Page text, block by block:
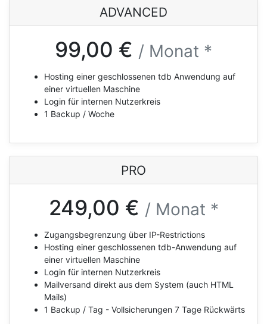
ADVANCED
99,00 € / Monat *
Hosting einer geschlossenen tdb Anwendung auf
einer virtuellen Maschine
Login für internen Nutzerkreis
1 Backup / Woche
PRO
249,00 € / Monat *
Zugangsbegrenzung über IP-Restrictions
Hosting einer geschlossenen tdb-Anwendung auf
einer virtuellen Maschine
Login für internen Nutzerkreis
Mailversand direkt aus dem System (auch HTML
Mails)
1 Backup / Tag - Vollsicherungen 7 Tage Rückwärts